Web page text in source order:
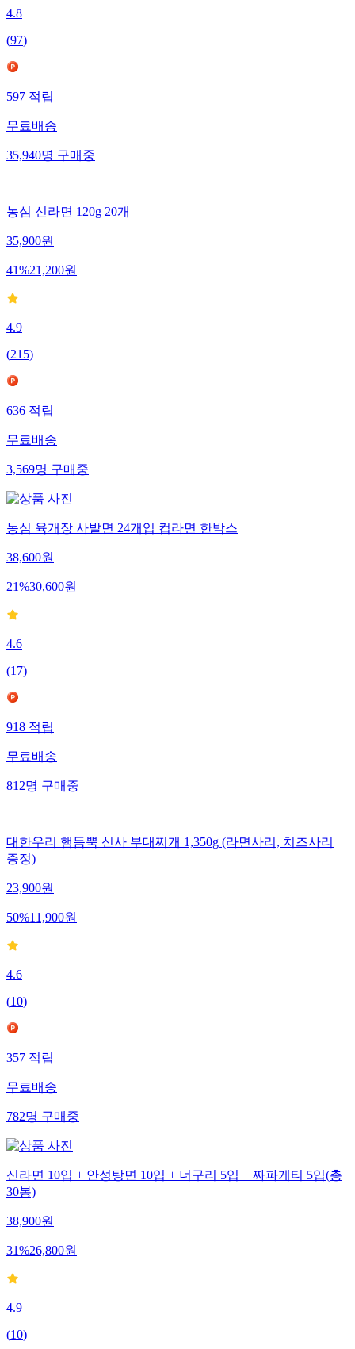
4.8
(97)
597 적립
무료배송
35,940명 구매중
농심 신라면 120g 20개
35,900원
41%21,200원
4.9
(215)
636적립
무료배송
3,569명구매중
농심 육개장 사발면 24개입 컵라면 한박스
38,600원
21%30,600원
4.6
(17)
918적립
무료배송
812명구매중
대한우리 햄듬뿍 신사 부대찌개 1,350g (라면사리, 치즈사리
증정)
23,900원
50%11,900원
4.6
(10)
357적립
무료배송
782명구매중
신라면 10입 + 안성탕면 10입 + 너구리 5입 + 짜파게티 5입(총
30봉)
38,900원
31%26,800원
4.9
(10)